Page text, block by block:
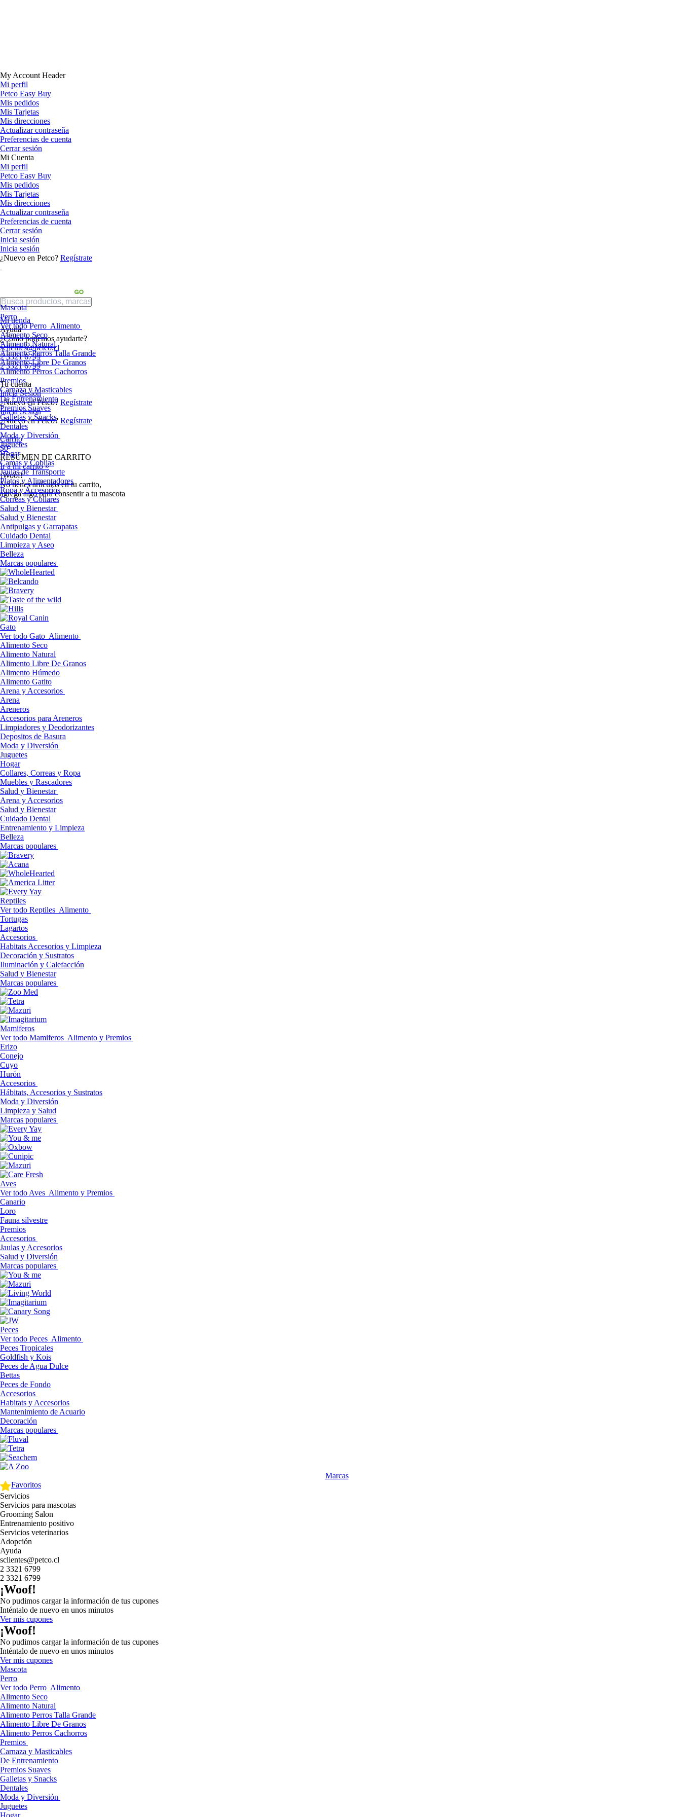
My Account Header
Mi perfil
Petco Easy Buy
Mis pedidos
Mis Tarjetas
Mis direcciones
Actualizar contraseña
Preferencias de cuenta
Cerrar sesión
Mi Cuenta
Mi perfil
Petco Easy Buy
Mis pedidos
Mis Tarjetas
Mis direcciones
Actualizar contraseña
Preferencias de cuenta
Cerrar sesión
Inicia sesión
Inicia sesión
¿Nuevo en Petco? Regístrate
Mi tienda
Ayuda
¿Cómo podemos ayudarte?
sclientes@petco.cl
2 3321 6799
2 3321 6799
Tu cuenta
Inicia Sesión
¿Nuevo en Petco? Regístrate
Inicia Sesión
¿Nuevo en Petco? Regístrate
Carrito
$0
RESUMEN DE CARRITO
Ir a mi carrito »
¡Woof!
No tíenes artículos en tu carrito,
agrega algo para consentir a tu mascota
Mascota
Perro
Ver todo Perro Alimento
Alimento Seco
Alimento Natural
Alimento Perros Talla Grande
Alimento Libre De Granos
Alimento Perros Cachorros
Premios
Carnaza y Masticables
De Entrenamiento
Premios Suaves
Galletas y Snacks
Dentales
Moda y Diversión
Juguetes
Hogar
Camas y Cobijas
Jaulas de Transporte
Platos y Alimentadores
Ropa y Accesorios
Correas y Collares
Salud y Bienestar
Salud y Bienestar
Antipulgas y Garrapatas
Cuidado Dental
Limpieza y Aseo
Belleza
Marcas populares
Gato
Ver todo Gato Alimento
Alimento Seco
Alimento Natural
Alimento Libre De Granos
Alimento Húmedo
Alimento Gatito
Arena y Accesorios
Arena
Areneros
Accesorios para Areneros
Limpiadores y Deodorizantes
Depositos de Basura
Moda y Diversión
Juguetes
Hogar
Collares, Correas y Ropa
Muebles y Rascadores
Salud y Bienestar
Arena y Accesorios
Salud y Bienestar
Cuidado Dental
Entrenamiento y Limpieza
Belleza
Marcas populares
Reptiles
Ver todo Reptiles Alimento
Tortugas
Lagartos
Accesorios
Habitats Accesorios y Limpieza
Decoración y Sustratos
Iluminación y Calefacción
Salud y Bienestar
Marcas populares
Mamiferos
Ver todo Mamiferos Alimento y Premios
Erizo
Conejo
Cuyo
Hurón
Accesorios
Hábitats, Accesorios y Sustratos
Moda y Diversión
Limpieza y Salud
Marcas populares
Aves
Ver todo Aves Alimento y Premios
Canario
Loro
Fauna silvestre
Premios
Accesorios
Jaulas y Accesorios
Salud y Diversión
Marcas populares
Peces
Ver todo Peces Alimento
Peces Tropicales
Goldfish y Kois
Peces de Agua Dulce
Bettas
Peces de Fondo
Accesorios
Habitats y Accesorios
Mantenimiento de Acuario
Decoración
Marcas populares
Marcas
Favoritos
Servicios
Servicios para mascotas
Grooming Salon
Entrenamiento positivo
Servicios veterinarios
Adopción
Ayuda
sclientes@petco.cl
2 3321 6799
2 3321 6799
¡Woof!
No pudimos cargar la información de tus cupones
Inténtalo de nuevo en unos minutos
Ver mis cupones
¡Woof!
No pudimos cargar la información de tus cupones
Inténtalo de nuevo en unos minutos
Ver mis cupones
Mascota
Perro
Ver todo Perro Alimento
Alimento Seco
Alimento Natural
Alimento Perros Talla Grande
Alimento Libre De Granos
Alimento Perros Cachorros
Premios
Carnaza y Masticables
De Entrenamiento
Premios Suaves
Galletas y Snacks
Dentales
Moda y Diversión
Juguetes
Hogar